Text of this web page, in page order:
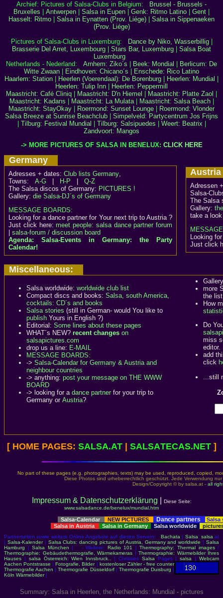
Archief: Pictures of Salsa-Clubs in Belgium:
Brussel - Brussels -
Bruxelles
Antwerpen Salsa in Eupen Genk: Ritmo Latino Gent
Hasselt: Ritmo
Salsa in Eynatten (Prov. Liége)
Salsa in Sippenaeken
(Prov. Liége)
Pictures of Salsa-Clubs in Luxemburg:
Dance by Niko, Wasserbillig|
Brasserie Del Arret, Luxembourg
Stars Bar, Luxemburg
Salsa Boat
Luxemburg
Netherlands - Nederland: Arnhem: Ziko´s Beek: Mondial
Berlicum: De
Witte Zwaan
Eindhoven: Chicano´s
Enschede: Rico Latino
Haarlem: Station
Heerlen (Voerendaal): De Borenburg Heerlen: Mundial
Heerlen: Tulip Inn
Heerlen: Peppermill
Maastricht: Café Cliniq
Maastricht: D'n Hiemel Maastricht: Platte Zaol
Maastricht: Kadans
Maastricht: La Mulata| Maastricht: Salsa Beach|
Maastricht: StayOkay
Roermond: Sunset Lounge
Roermond: Vlonder
Salsa Breeze at Sunrise Beachclub
Simpelveld: Partycentrum Jos Frijns
Tilburg: Festival Mundial Tilburg: Salsipuedes Weert: Beatrix|
Zandvoort: Mangos
-> MORE PICTURES OF SALSA IN BENELUX: CLICK HERE
Germany
Adresses + dates: Club lists Germany,
Towns: A-G H-P
Q-Z
The Salsa discos of Germany: PICTURES !
Gallery: die Salsa-DJ´s of Germany
MESSAGE BOARDS:
Looking for a dance partner for Your next trip to Austria ?
Just click here:meet people: salsa dance partner forum
salsa-forum / discussion board
Agenda: Salsa-Events in Germany: the Party
Calendar!
Adressen
Salsa-
The Salsa
Gallery:
take a
Looking
Just click
Miscellaneous:
Salsa worldwide: worldwide club list
Compact discs and books: Salsa, south America,
cocktails: CD´s and books
Salsa stories (still in German- would You like to
publish Yours in English ?)
Editorial: Some lines about these pages
WHAT´s NEW? recent changes on
salsapictures.com
drop us a line: E-MAIL
MESSAGE BOARDS:
-> Salsa-Calendar for Germany & Austria and
neighbour countries
-> anything: post your message on THE WWW
BOARD
-> looking for a dance partnerfor your trip to
Germany or Austria?
more
the
How
Do
miss
editor.
add
click
...still
[ HOME PAGES: SALSA.AT SALSATECAS.NET]
No part of these pages (e.g. photographies, texts) may be used, reproduced, copied,
Diese Photos sind urheberrechtlich geschützt. Jede Verwendung
Design/Copyright © by salsa.at - all
Impressum & Datenschutzerklärung
Diese Seite:
www.salsadance.de/benelux/mundial.htm
Salsa-Calendar NEW PICTURES Dance partners
Salsa
Salsa in Austria
Salsa in Germany Salsa worldwide
Partnerseiten sowie weitere Online-Angebote auf diesen Servern: Bachata | Salsa:salsa .at
| Salsa-Kalender| Salsa Clubs: dancing pictures of Austria, Germany and worldwide |Salsa
Hamburg |Salsa München | - Weitere: Radio 101 |Thermography: Thermal images/
Thermographie: Gebäudethermografie, Wärmekameras | Thermographie: Wärmebilder Ihres
Hauses | salsa Österreich: Wien Innsbruck.. | Chrissies Salsa Pages |salsa |Webcam
Aachen Pontstrasse |Fotografie, Bilder| kostenloser Zähler - free counter
Thermografie Aachen |Thermografie Düsseldorf| Thermografie Duisburg |
Köln Wärmebilder|
Summary: Salsa in Heerlen, the Netherlands: Mundial - pictures